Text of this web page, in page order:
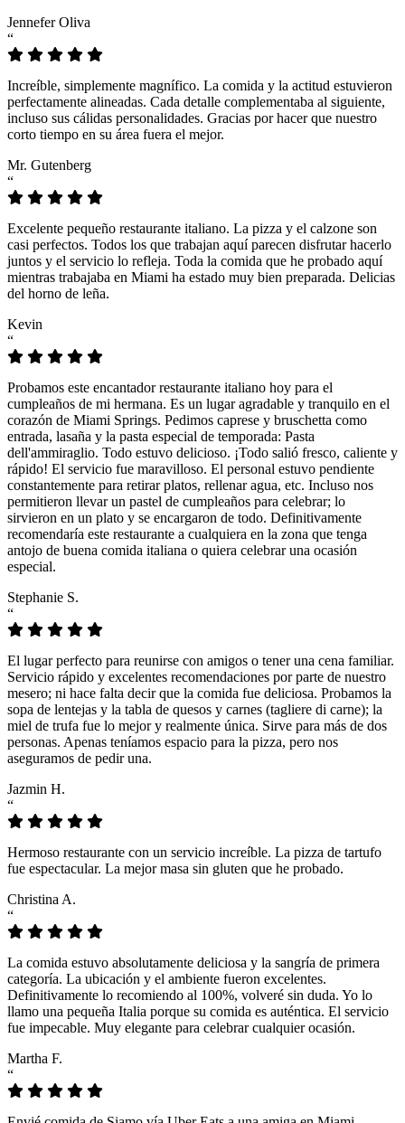
Jennefer Oliva
“
Increíble, simplemente magnífico. La comida y la actitud estuvieron
perfectamente alineadas. Cada detalle complementaba al siguiente,
incluso sus cálidas personalidades. Gracias por hacer que nuestro
corto tiempo en su área fuera el mejor.
Mr. Gutenberg
“
Excelente pequeño restaurante italiano. La pizza y el calzone son
casi perfectos. Todos los que trabajan aquí parecen disfrutar hacerlo
juntos y el servicio lo refleja. Toda la comida que he probado aquí
mientras trabajaba en Miami ha estado muy bien preparada. Delicias
del horno de leña.
Kevin
“
Probamos este encantador restaurante italiano hoy para el
cumpleaños de mi hermana. Es un lugar agradable y tranquilo en el
corazón de Miami Springs. Pedimos caprese y bruschetta como
entrada, lasaña y la pasta especial de temporada: Pasta
dell'ammiraglio. Todo estuvo delicioso. ¡Todo salió fresco, caliente y
rápido! El servicio fue maravilloso. El personal estuvo pendiente
constantemente para retirar platos, rellenar agua, etc. Incluso nos
permitieron llevar un pastel de cumpleaños para celebrar; lo
sirvieron en un plato y se encargaron de todo. Definitivamente
recomendaría este restaurante a cualquiera en la zona que tenga
antojo de buena comida italiana o quiera celebrar una ocasión
especial.
Stephanie S.
“
El lugar perfecto para reunirse con amigos o tener una cena familiar.
Servicio rápido y excelentes recomendaciones por parte de nuestro
mesero; ni hace falta decir que la comida fue deliciosa. Probamos la
sopa de lentejas y la tabla de quesos y carnes (tagliere di carne); la
miel de trufa fue lo mejor y realmente única. Sirve para más de dos
personas. Apenas teníamos espacio para la pizza, pero nos
aseguramos de pedir una.
Jazmin H.
“
Hermoso restaurante con un servicio increíble. La pizza de tartufo
fue espectacular. La mejor masa sin gluten que he probado.
Christina A.
“
La comida estuvo absolutamente deliciosa y la sangría de primera
categoría. La ubicación y el ambiente fueron excelentes.
Definitivamente lo recomiendo al 100%, volveré sin duda. Yo lo
llamo una pequeña Italia porque su comida es auténtica. El servicio
fue impecable. Muy elegante para celebrar cualquier ocasión.
Martha F.
“